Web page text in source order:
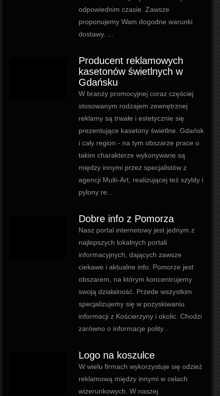
odpowiednim czasie. Zawsze
proponujemy Wam dogodne warunki
dostawy. ...
Producent reklamowych
kasetonów świetlnych w
Gdańsku
W branży promocyjnej coraz częściej
stosowanym rodzajem zewnętrznej
reklamy są trwałe i estetycznie się
prezentujące kasetony świetlne. Gdańsk
i cały region - na tym obszarze prace o
takim charakterze wykonywane są
między innymi przez specjalistów z
agencji Multi-Art, realizującej też szyldy i
pylony re...
Dobre info z Pomorza
Nasz portal internetowy jest jednym z
najlepszych lokalnych portali
informacyjnych, dających zawsze
ciekawe i aktualne info. Pomorze jest
obszarem, na którym koncentrujemy
swoją działalność. Przede wszystkim
specjalizujemy się w pozyskiwaniu
informacji z Kościerzyny i okolic. Chodzi
zarówno o informacje polity...
Logo na koszulce
W wielu firmach wykorzystuje się odzież
reklamową między innymi w celach
wizerunkowych. W naszej